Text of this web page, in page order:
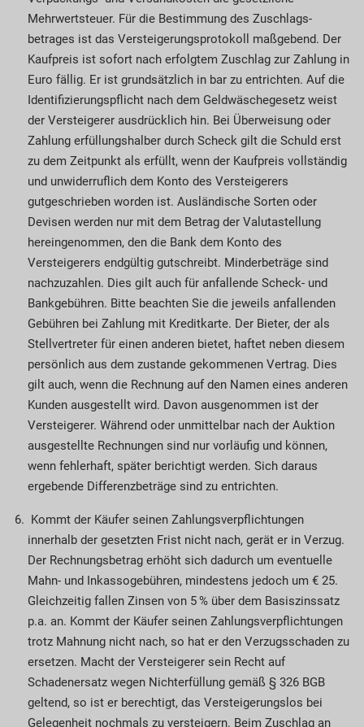
Mehrwertsteuer. Für die Bestimmung des Zu­­schlags­­
betrages ist das Versteigerungsprotokoll maßgebend. Der
Kauf­preis ist sofort nach erfolgtem Zuschlag zur Zahlung in
Euro fällig. Er ist grundsätzlich in bar zu entrichten. Auf die
Identi­fizierungspflicht nach dem Geld­wäsche­gesetz weist
der Versteigerer ausdrücklich hin. Bei Über­weisung oder
Zahlung erfüllungshalber durch Scheck gilt die Schuld erst
zu dem Zeitpunkt als erfüllt, wenn der Kaufpreis vollständig
und unwiderruflich dem Konto des Versteigerers
gutgeschrieben worden ist. Aus­ländische Sorten oder
Devisen werden nur mit dem Betrag der Valuta­stellung
hereingenommen, den die Bank dem Konto des
Versteigerers endgültig gutschreibt. Minderbeträge sind
nachzuzahlen. Dies gilt auch für anfallende Scheck- und
Bank­gebühren. Bitte beachten Sie die jeweils anfallenden
Gebühren bei Zahlung mit Kreditkarte. Der Bieter, der als
Stell­vertreter für einen anderen bietet, haftet neben diesem
persönlich aus dem zustande gekommenen Vertrag. Dies
gilt auch, wenn die Rechnung auf den Namen eines anderen
Kunden ausgestellt wird. Davon ausgenommen ist der
Versteigerer. Während oder unmittelbar nach der Auktion
ausgestellte Rechnungen sind nur vorläufig und können,
wenn fehlerhaft, später berichtigt werden. Sich daraus
ergebende Differenz­beträge sind zu entrichten.
Kommt der Käufer seinen Zahlungs­ver­pflich­tungen
innerhalb der gesetzten Frist nicht nach, gerät er in Verzug.
Der Rechnungsbetrag erhöht sich dadurch um eventuelle
Mahn- und Inkas­so­gebühren, mindestens jedoch um € 25.
Gleichzeitig fallen Zinsen von 5 % über dem Basiszinssatz
p.a. an. Kommt der Käufer seinen Zahlungs­ver­pflich­tungen
trotz Mahnung nicht nach, so hat er den Verzugsschaden zu
ersetzen. Macht der Verstei­gerer sein Recht auf
Schadenersatz wegen Nicht­erfüllung gemäß § 326 BGB
geltend, so ist er berechtigt, das Versteigerungslos bei
Gelegenheit nochmals zu versteigern. Beim Zuschlag an